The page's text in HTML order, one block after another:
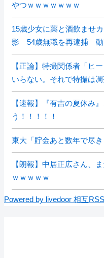
やつｗｗｗｗｗｗｗ
15歳少女に薬と酒飲ませ
影 54歳無職を再逮捕 動
【正論】特撮関係者「ヒ
いらない。それで特撮は凋
【速報】『有吉の夏休み
う！！！！！
東大「貯金あと数年で尽
【朗報】中居正広さん、
ｗｗｗｗｗ
Powered by livedoor 相互RSS